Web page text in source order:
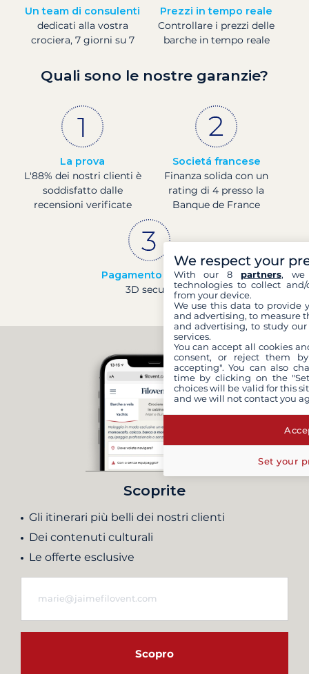
Un team di consulenti
dedicati alla vostra
crociera, 7 giorni su 7
Prezzi in tempo reale
Controllare i prezzi delle
barche in tempo reale
Quali sono le nostre garanzie?
La prova
L'88% dei nostri clienti è
soddisfatto dalle
recensioni verificate
Societá francese
Finanza solida con un
rating di 4 presso la
Banque de France
Pagamento sicuro
3D secure
Scoprite
Gli itinerari più belli dei nostri clienti
Dei contenuti culturali
Le offerte esclusive
Scopro
We respect your
With our 8 partners, we
technologies to collect
from your device.
We use this data to provide
and advertising, to measure
and advertising, to study
services.
You can accept all cookies
consent, or reject them
accepting". You can also
time by clicking on the
choices will be valid for this
and we will not contact you
Set your